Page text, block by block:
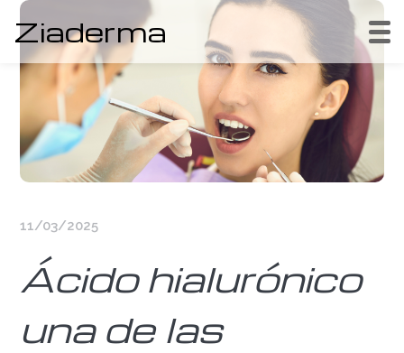
Ziaderma
11/03/2025
Ácido hialurónico
una de las